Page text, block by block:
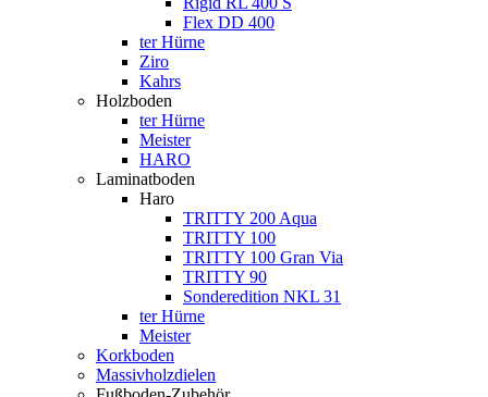
Flex DD 400
ter Hürne
Ziro
Kahrs
Holzboden
ter Hürne
Meister
HARO
Laminatboden
Haro
TRITTY 200 Aqua
TRITTY 100
TRITTY 100 Gran Via
TRITTY 90
Sonderedition NKL 31
ter Hürne
Meister
Korkboden
Massivholzdielen